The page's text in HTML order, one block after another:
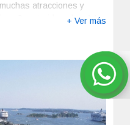
atracciones y
Construida sobre 14
una de las ciudades
a su geografía
cargados de
el moderno estilo
Gamla Stan, donde
arte y cultura en
+ Ver más